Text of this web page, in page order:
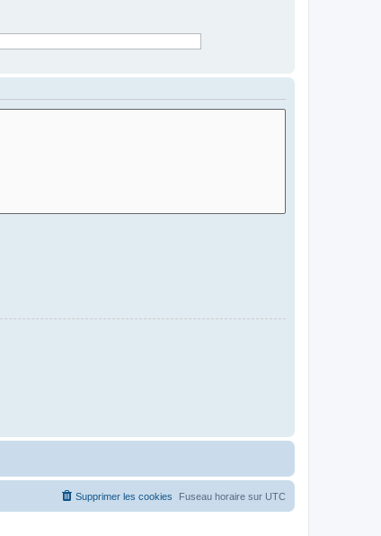
Fuseau horaire sur UTC
Supprimer les cookies